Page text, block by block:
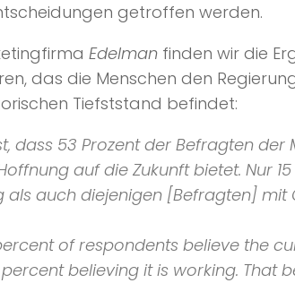
getroffen werden.
Edelman finden wir die
das die Menschen den
Tiefststand befindet:
dass 53 Prozent der Befragten
auf die Zukunft bietet. Nur
auch diejenigen [Befragten] mit
of respondents believe the
believing it is working. That